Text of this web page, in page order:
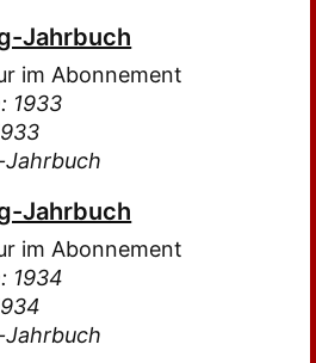
Jahrbuch
im Abonnement
1933
Jahrbuch
im Abonnement
1934